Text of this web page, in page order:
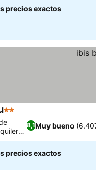
precios exactos
2 Estrellas
8,1Muy bueno
precios exactos